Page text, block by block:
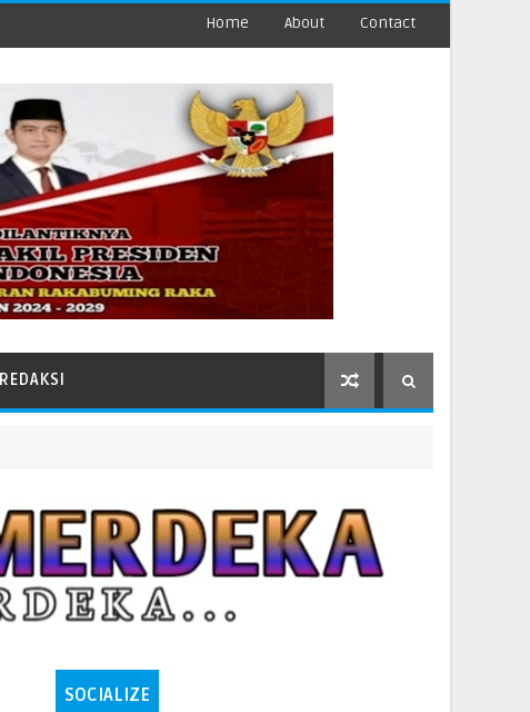
Home About Contact
REDAKSI
SOCIALIZE